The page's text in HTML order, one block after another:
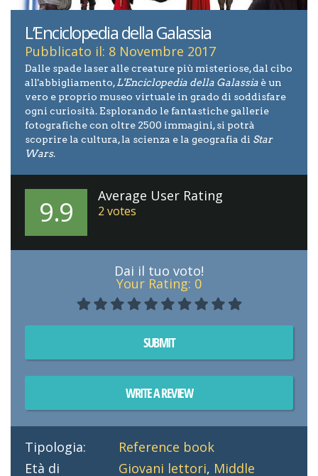
L’Enciclopedia della Galassia
Pubblicato il: 8 Novembre 2017
Dalle spade laser alle creature più misteriose, dal cibo
all'abbigliamento,L'Enciclopedia della Galassia è un
vero e proprio museo virtuale in grado di soddisfare
ogni curiosità. Esplorando le fantastiche gallerie
fotografiche con oltre 2500 immagini, si potrà
scoprire la cultura, la scienza e la geografia di Star
Wars.
9.9 Average User Rating
2 votes
Dai il tuo voto!
Your Rating: 0
SUBMIT
WRITE A REVIEW
Tipologia:
Reference book
Età di
Giovani lettori, Middle